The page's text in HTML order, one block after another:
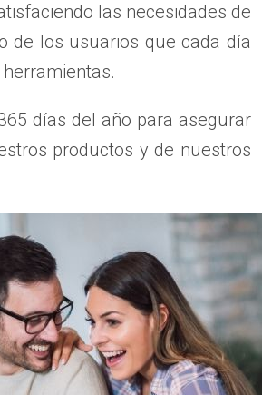
las necesidades de
de los usuarios que cada día
días del año para asegurar
productos y de nuestros